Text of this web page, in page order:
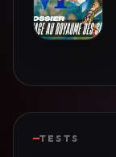
TESTS